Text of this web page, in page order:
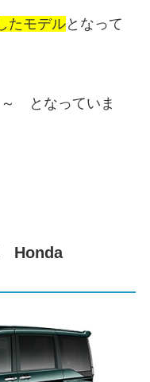
たモデルとなって
～ となっていま
Honda